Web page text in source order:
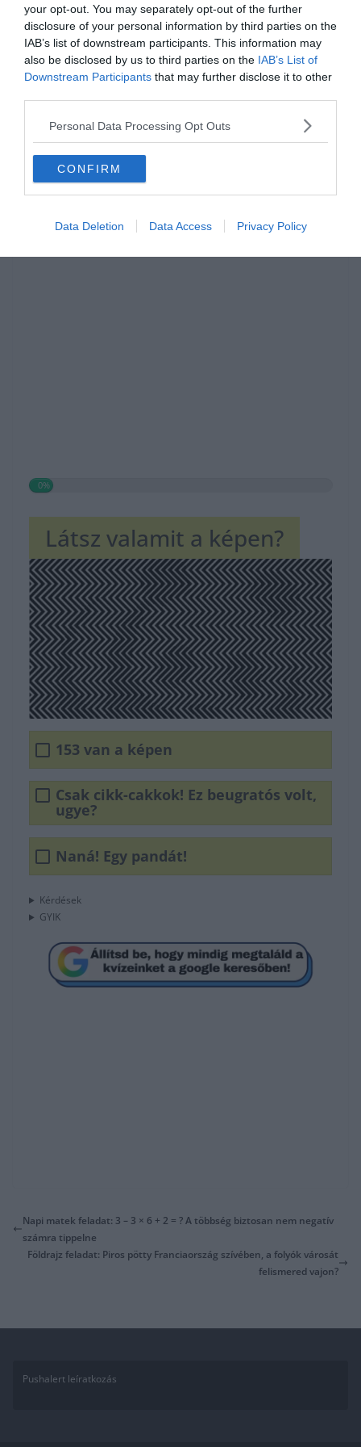
your opt-out. You may separately opt-out of the further
disclosure of your personal information by third parties on the
IAB’s list of downstream participants. This information may
also be disclosed by us to third parties on the IAB’s List of
Downstream Participants that may further disclose it to other
Personal Data Processing Opt Outs
CONFIRM
Data Deletion Data Access Privacy Policy
videózásra.
0%
Látsz valamit a képen?
153 van a képen
Csak cikk-cakkok! Ez beugratós volt,
ugye?
Naná! Egy pandát!
Kérdések
GYIK
Napi matek feladat: 3 – 3 × 6 + 2 = ? A többség biztosan nem negatív
számra tippelne
Földrajz feladat: Piros pötty Franciaország szívében, a folyók városát
felismered vajon?
Pushalert leíratkozás